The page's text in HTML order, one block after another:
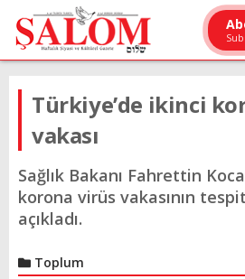
Türkiye’de ikinci
vakası
Sağlık Bakanı Fahrettin
korona virüs vakasının
açıkladı.
Toplum